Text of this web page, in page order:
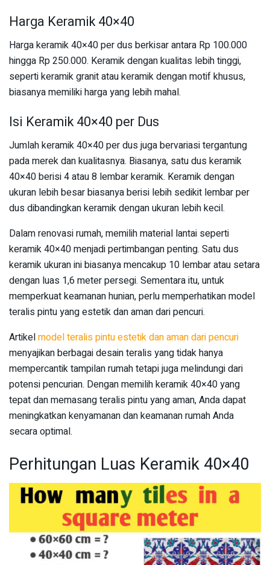
Harga Keramik 40×40
Harga keramik 40×40 per dus berkisar antara Rp 100.000
hingga Rp 250.000. Keramik dengan kualitas lebih tinggi,
seperti keramik granit atau keramik dengan motif khusus,
biasanya memiliki harga yang lebih mahal.
Isi Keramik 40×40 per Dus
Jumlah keramik 40×40 per dus juga bervariasi tergantung
pada merek dan kualitasnya. Biasanya, satu dus keramik
40×40 berisi 4 atau 8 lembar keramik. Keramik dengan
ukuran lebih besar biasanya berisi lebih sedikit lembar per
dus dibandingkan keramik dengan ukuran lebih kecil.
Dalam renovasi rumah, memilih material lantai seperti
keramik 40×40 menjadi pertimbangan penting. Satu dus
keramik ukuran ini biasanya mencakup 10 lembar atau setara
dengan luas 1,6 meter persegi. Sementara itu, untuk
memperkuat keamanan hunian, perlu memperhatikan model
teralis pintu yang estetik dan aman dari pencuri.
Artikelmodel teralis pintu estetik dan aman dari pencuri
menyajikan berbagai desain teralis yang tidak hanya
mempercantik tampilan rumah tetapi juga melindungi dari
potensi pencurian. Dengan memilih keramik 40×40 yang
tepat dan memasang teralis pintu yang aman, Anda dapat
meningkatkan kenyamanan dan keamanan rumah Anda
secara optimal.
Perhitungan Luas Keramik 40×40